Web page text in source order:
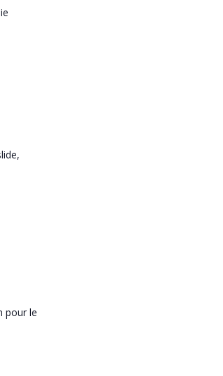
pour le